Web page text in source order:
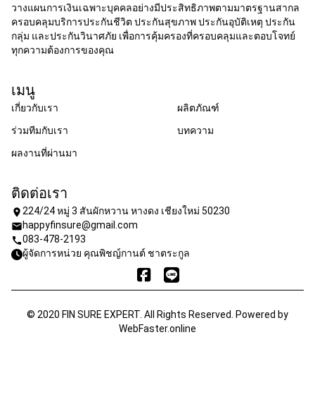
วางแผนการเงินเฉพาะบุคคลอย่างมีประสิทธิภาพตามมาตรฐานสากล
ครอบคลุมบริการประกันชีวิต ประกันสุขภาพ ประกันอุบัติเหตุ ประกัน
กลุ่ม และประกันวินาศภัย เพื่อการคุ้มครองที่ครอบคลุมและตอบโจทย์
ทุกความต้องการของคุณ
เมนู
เกี่ยวกับเรา
ผลิตภัณฑ์
ร่วมทีมกับเรา
บทความ
ผลงานที่ผ่านมา
ติดต่อเรา
location_on 224/24 หมู่ 3 สันผักหวาน หางดง เชียงใหม่ 50230
mailhappyfinsure@gmail.com
call083-478-2193
ผู้จัดการหน่วย คุณพิชญ์กานต์ ชาตระกูล
© 2020 FIN SURE EXPERT. All Rights Reserved. Powered by
WebFaster.online